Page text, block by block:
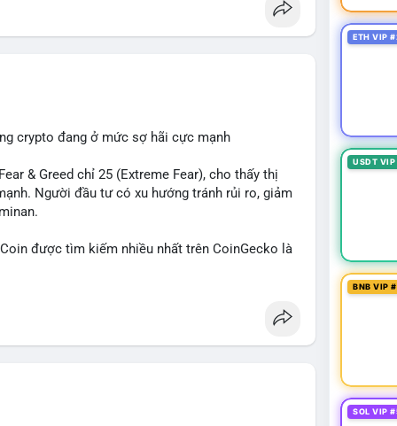
crypto đang ở mức sợ hãi cực mạnh
& Greed chỉ 25 (Extreme Fear), cho thấy thị
Người đầu tư có xu hướng tránh rủi ro, giảm
được tìm kiếm nhiều nhất trên CoinGecko là
nhật minh anh' và 'tô lâm' được nhắc đến
Các bài đăng trên Binance Square tập trung
mở rộng vào Saudi Arabia và báo cáo về
quốc tế cũng nhấn mạnh sự động chảy của thị
ETH VIP
USDT
BNB VIP
SOL VIP